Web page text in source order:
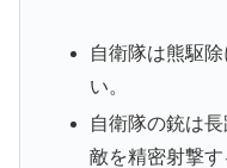
自衛隊は熊駆
い。
自衛隊の銃は
敵を精密射撃